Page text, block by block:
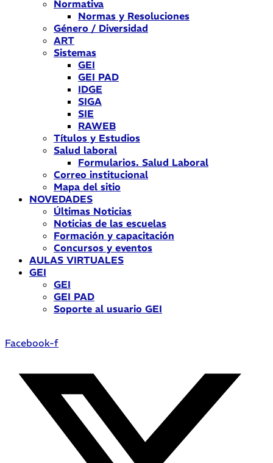
Normativa
Normas y Resoluciones
Género / Diversidad
ART
Sistemas
GEI
GEI PAD
IDGE
SIGA
SIE
RAWEB
Títulos y Estudios
Salud laboral
Formularios. Salud Laboral
Correo institucional
Mapa del sitio
NOVEDADES
Últimas Noticias
Noticias de las escuelas
Formación y capacitación
Concursos y eventos
AULAS VIRTUALES
GEI
GEI
GEI PAD
Soporte al usuario GEI
Facebook-f